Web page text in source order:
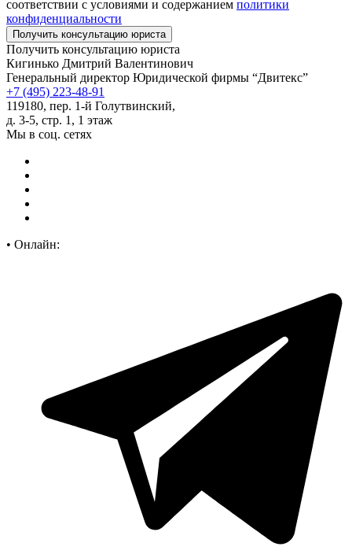
соответствии с условиями и содержанием политики
конфиденциальности
Получить консультацию юриста
Кигинько Дмитрий Валентинович
Генеральный директор Юридической фирмы “Двитекс”
+7 (495) 223-48-91
119180, пер. 1-й Голутвинский,
д. 3-5, стр. 1, 1 этаж
Мы в соц. сетях
• Онлайн: